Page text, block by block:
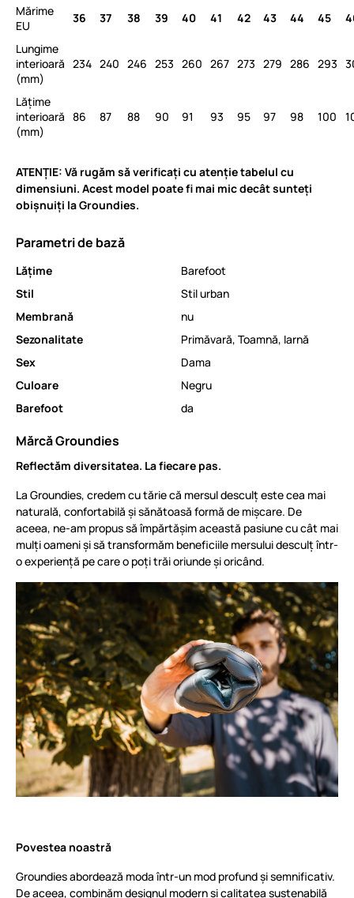
Mărime
EU
36 37 38 39 40 41 42 43 44 45
Lungime
interioară
(mm)
234 240 246 253 260 267 273 279 286 293
Lățime
interioară
(mm)
86 87 88 90 91 93 95 97 98 100
ATENȚIE: Vă rugăm să verificați cu atenție tabelul cu
dimensiuni. Acest model poate fi mai mic decât sunteți
obișnuiți la Groundies.
Parametri de bază
Lăţime
Barefoot
Stil
Stil urban
Membrană
nu
Sezonalitate
Primăvară, Toamnă, Iarnă
Sex
Dama
Culoare
Negru
Barefoot
da
Mărcă Groundies
Reflectăm diversitatea. La fiecare pas.
La Groundies, credem cu tărie că mersul desculț este cea mai
naturală, confortabilă și sănătoasă formă de mișcare. De
aceea, ne-am propus să împărtășim această pasiune cu cât mai
mulți oameni și să transformăm beneficiile mersului desculț într-
o experiență pe care o poți trăi oriunde și oricând.
Povestea noastră
Groundies abordează moda într-un mod profund și semnificativ.
De aceea, combinăm designul modern și calitatea sustenabilă